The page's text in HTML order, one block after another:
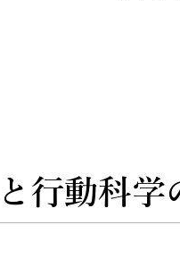
行動科